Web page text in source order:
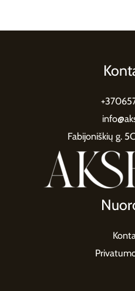
Fabijoniškių g.